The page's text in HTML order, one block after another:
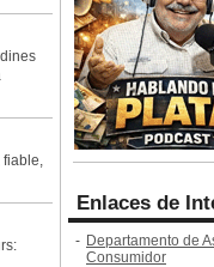
fiable,
Enlaces de
- Departamento de
Consumidor